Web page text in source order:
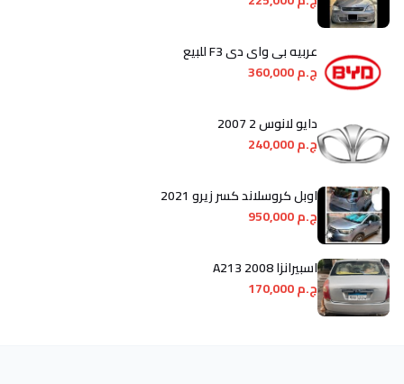
عربيه بى واى دى F3 للبيع
ج.م 360,000
دايو لانوس 2 2007
ج.م 240,000
اوبل كروسلاند كسر زيرو 2021
ج.م 950,000
اسبيرانزا A213 2008
ج.م 170,000